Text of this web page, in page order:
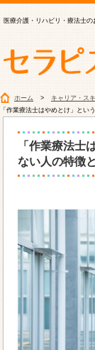
医療介護・リハビリ・療法士の
ホーム キャリア・ス
「作業療法士はやめとけ」とい
「作業療法士
ない人の特徴